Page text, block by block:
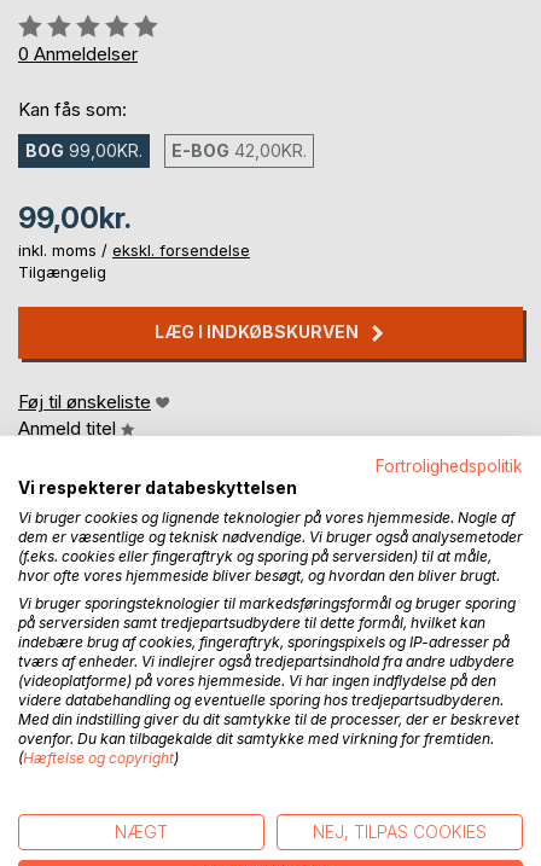
Anmeldelse::
0%
0 Anmeldelser
Kan fås som:
BOG 99,00KR. E-BOG 42,00KR.
99,00kr.
inkl. moms / ekskl. forsendelse
Tilgængelig
LÆG I INDKØBSKURVEN
Føj til ønskeliste
Anmeld titel
BESKRIVELSE
Platform til udsyn, eftersyn, tilsyn, selvsyn
Historier fortalt med smerte humor sorg og glæde
FORFATTER
Fortrolighedspolitik
Vi respekterer databeskyttelsen
Vi bruger cookies og lignende teknologier på vores hjemmeside. Nogle af
dem er væsentlige og teknisk nødvendige. Vi bruger også analysemetoder
(f.eks. cookies eller fingeraftryk og sporing på serversiden) til at måle,
hvor ofte vores hjemmeside bliver besøgt, og hvordan den bliver brugt.
Vi bruger sporingsteknologier til markedsføringsformål og bruger sporing
på serversiden samt tredjepartsudbydere til dette formål, hvilket kan
indebære brug af cookies, fingeraftryk, sporingspixels og IP-adresser på
tværs af enheder. Vi indlejrer også tredjepartsindhold fra andre udbydere
(videoplatforme) på vores hjemmeside. Vi har ingen indflydelse på den
videre databehandling og eventuelle sporing hos tredjepartsudbyderen.
Med din indstilling giver du dit samtykke til de processer, der er beskrevet
ovenfor. Du kan tilbagekalde dit samtykke med virkning for fremtiden.
(Hæftelse og copyright)
NÆGT NEJ, TILPAS COOKIES